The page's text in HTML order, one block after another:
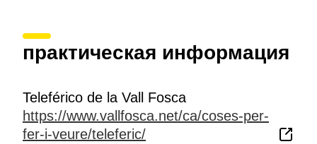
практическая информация
Teleférico de la Vall Fosca
https://www.vallfosca.net/ca/coses-per-
fer-i-veure/teleferic/